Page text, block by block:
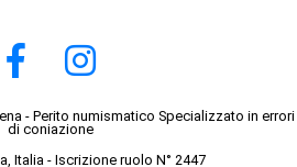
- Perito numismatico Specializzato in errori
di coniazione
Italia - Iscrizione ruolo N° 2447